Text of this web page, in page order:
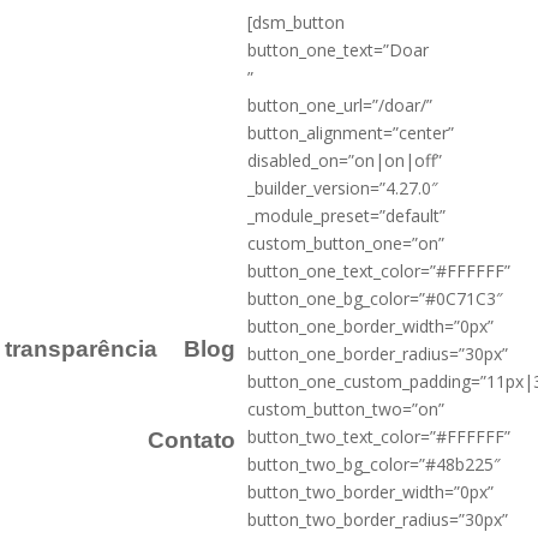
transparência Blog
Contato
[dsm_button
button_one_text=”Doar
”
button_one_url=”/doar/”
button_alignment=”center”
disabled_on=”on|on|off”
_builder_version=”4.27.0″
_module_preset=”default”
custom_button_one=”on”
button_one_text_color=”#FFFFFF”
button_one_bg_color=”#0C71C3″
button_one_border_width=”0px”
button_one_border_radius=”30px”
custom_button_two=”on”
button_two_text_color=”#FFFFFF”
button_two_bg_color=”#48b225″
button_two_border_width=”0px”
button_two_border_radius=”30px”